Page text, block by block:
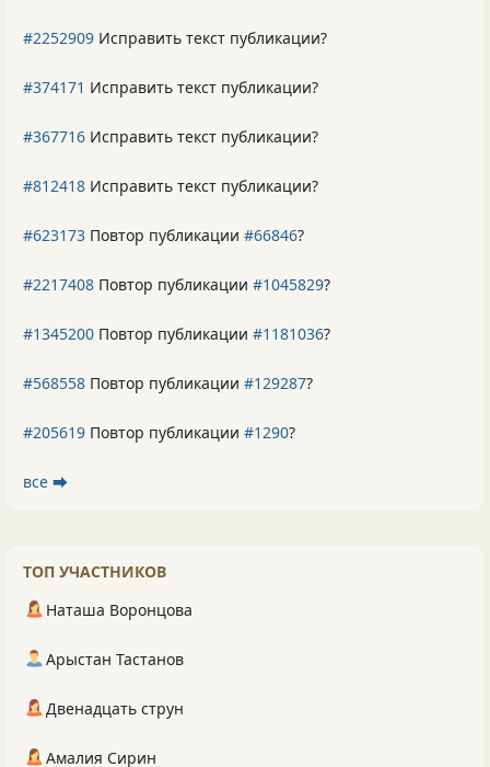
#2252909 Исправить текст публикации?
#374171 Исправить текст публикации?
#367716 Исправить текст публикации?
#812418 Исправить текст публикации?
#623173 Повтор публикации #66846?
#2217408 Повтор публикации #1045829?
#1345200 Повтор публикации #1181036?
#568558 Повтор публикации #129287?
#205619 Повтор публикации #1290?
все ⮕
ТОП УЧАСТНИКОВ
Наташа Воронцова
Арыстан Тастанов
Двенадцать струн
Амалия Сирин